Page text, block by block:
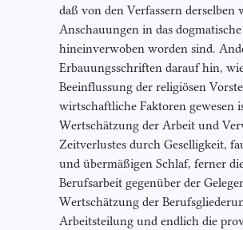
daß von den Verfassern derselben
Anschauungen in das
hineinverwoben worden sind.
Erbauungsschriften darauf hin,
Beeinflussung der religiösen
wirtschaftliche Faktoren gewesen
Wertschätzung der Arbeit und
Zeitverlustes durch Geselligkeit,
und übermäßigen Schlaf, ferner
Berufsarbeit gegenüber der
Wertschätzung der
Arbeitsteilung und endlich die